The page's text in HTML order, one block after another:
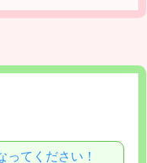
てください！